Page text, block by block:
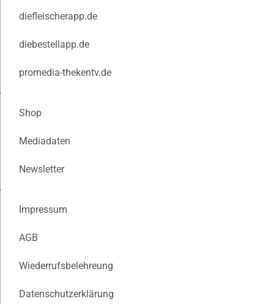
diefleischerapp.de
diebestellapp.de
promedia-thekentv.de
Shop
Mediadaten
Newsletter
Impressum
AGB
Wiederrufsbelehreung
Datenschutzerklärung